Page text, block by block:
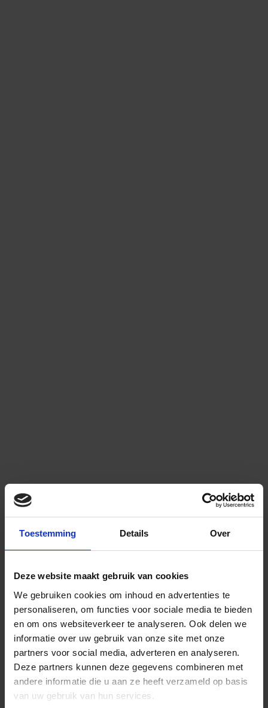
Toestemming Details Over
Deze website maakt gebruik van cookies
We gebruiken cookies om inhoud en advertenties te
personaliseren, om functies voor sociale media te bieden
en om ons websiteverkeer te analyseren. Ook delen we
informatie over uw gebruik van onze site met onze
partners voor social media, adverteren en analyseren.
Deze partners kunnen deze gegevens combineren met
andere informatie die u aan ze heeft verzameld op basis
van uw gebruik van hun services.